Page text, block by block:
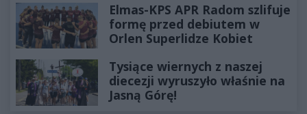
Elmas-KPS APR Radom szlifuje
formę przed debiutem w
Orlen Superlidze Kobiet
Tysiące wiernych z naszej
diecezji wyruszyło właśnie na
Jasną Górę!